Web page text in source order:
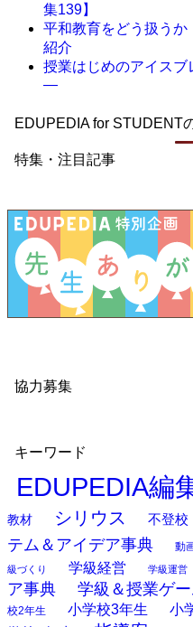
集139】
平和教育をどう扱う
紹介
授業はじめのアイス
―
EDUPEDIA for STUDENT
特集・注目記事
協力募集
キーワード
EDUPEDIA編
教材
シリウス 不登校
テム＆アイデア事典
動
級づくり 学級経営 学級運営
ア事典
学級＆授業ゲ
校2年生
小学校3年生 小